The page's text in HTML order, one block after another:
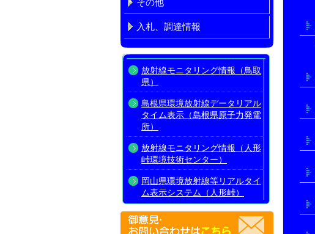
その他
入札、調達情報
放射線モニタリング情報（鳥取
県）
島根県環境放射線データリアル
タイム表示（島根県原子力発電
所）
放射線モニタリング情報（人形
峠環境技術センター）
岡山県環境放射線等リアルタイ
ム表示システム（人形峠）
放射線モニタリング情報共有・
公表システム（原子力規制委員